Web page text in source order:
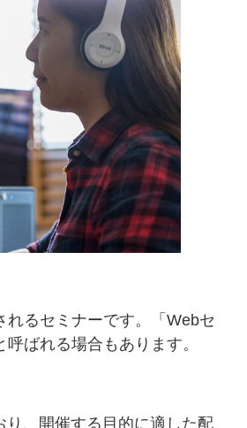
るセミナーです。「Webセ
ばれる場合もあります。
、開催する目的に適した配